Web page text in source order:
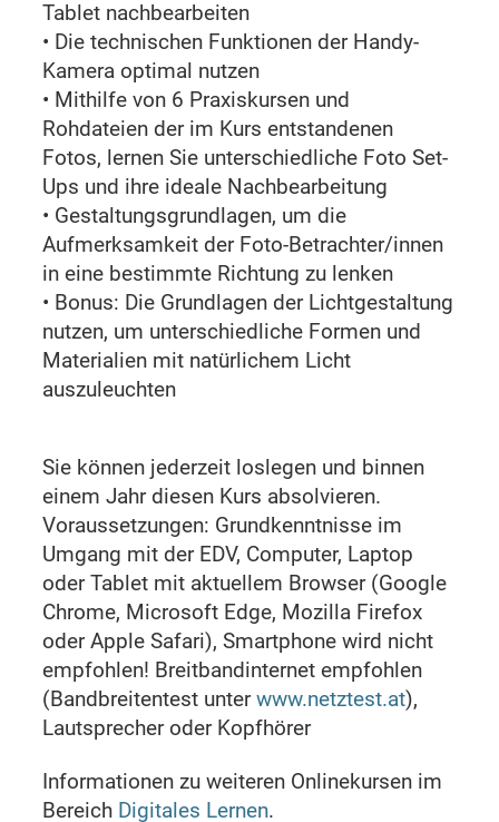
Tablet nachbearbeiten
• Die technischen Funktionen der Handy-
Kamera optimal nutzen
• Mithilfe von 6 Praxiskursen und
Rohdateien der im Kurs entstandenen
Fotos, lernen Sie unterschiedliche Foto Set-
Ups und ihre ideale Nachbearbeitung
• Gestaltungsgrundlagen, um die
Aufmerksamkeit der Foto-Betrachter/innen
in eine bestimmte Richtung zu lenken
• Bonus: Die Grundlagen der Lichtgestaltung
nutzen, um unterschiedliche Formen und
Materialien mit natürlichem Licht
auszuleuchten
Sie können jederzeit loslegen und binnen
einem Jahr diesen Kurs absolvieren.
Voraussetzungen: Grundkenntnisse im
Umgang mit der EDV, Computer, Laptop
oder Tablet mit aktuellem Browser (Google
Chrome, Microsoft Edge, Mozilla Firefox
oder Apple Safari), Smartphone wird nicht
empfohlen! Breitbandinternet empfohlen
(Bandbreitentest unterwww.netztest.at),
Lautsprecher oder Kopfhörer
Informationen zu weiteren Onlinekursen im
Bereich Digitales Lernen.